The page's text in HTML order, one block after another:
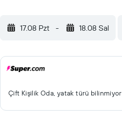
17.08 Pzt - 18.08 Sal
Çift ​Kişilik Oda, yatak türü bilinmiyor